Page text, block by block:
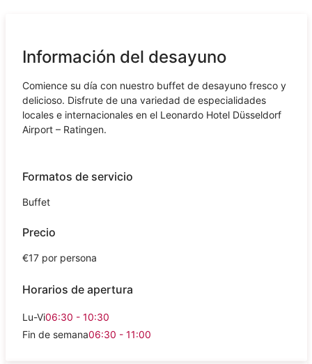
Información del desayuno
Comience su día con nuestro buffet de desayuno fresco y
delicioso. Disfrute de una variedad de especialidades
locales e internacionales en el Leonardo Hotel Düsseldorf
Airport – Ratingen.
Formatos de servicio
Buffet
Precio
€17 por persona
Horarios de apertura
Lu-Vi06:30 - 10:30
Fin de semana06:30 - 11:00